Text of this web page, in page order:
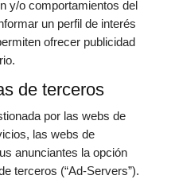
y/o comportamientos del
un perfil de interés
ofrecer publicidad
de terceros
por las webs de
las webs de
anunciantes la opción
terceros (“Ad-Servers”).